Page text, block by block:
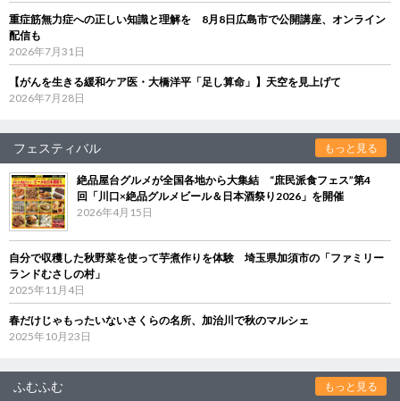
重症筋無力症への正しい知識と理解を 8月8日広島市で公開講座、オンライン
配信も
2026年7月31日
【がんを生きる緩和ケア医・大橋洋平「足し算命」】天空を見上げて
2026年7月28日
フェスティバル もっと見る
絶品屋台グルメが全国各地から大集結 “庶民派食フェス”第4
回「川口×絶品グルメビール＆日本酒祭り2026」を開催
2026年4月15日
自分で収穫した秋野菜を使って芋煮作りを体験 埼玉県加須市の「ファミリー
ランドむさしの村」
2025年11月4日
春だけじゃもったいないさくらの名所、加治川で秋のマルシェ
2025年10月23日
ふむふむ もっと見る